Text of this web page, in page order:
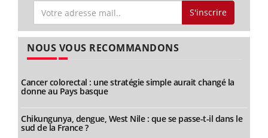
S'inscrire
NOUS VOUS RECOMMANDONS
Cancer colorectal : une stratégie simple aurait changé la
donne au Pays basque
Chikungunya, dengue, West Nile : que se passe-t-il dans le
sud de la France ?